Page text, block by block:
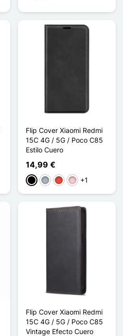
Flip Cover Xiaomi Redmi
15C 4G / 5G / Poco C85
Estilo Cuero
14,99 €
NegroGris RojoRosa+1
Flip Cover Xiaomi Redmi
15C 4G / 5G / Poco C85
Vintage Efecto Cuero